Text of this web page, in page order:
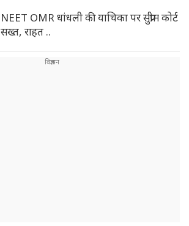
NEET OMR धांधली की याचिका पर सुप्रीम कोर्ट
सख्त, राहत ..